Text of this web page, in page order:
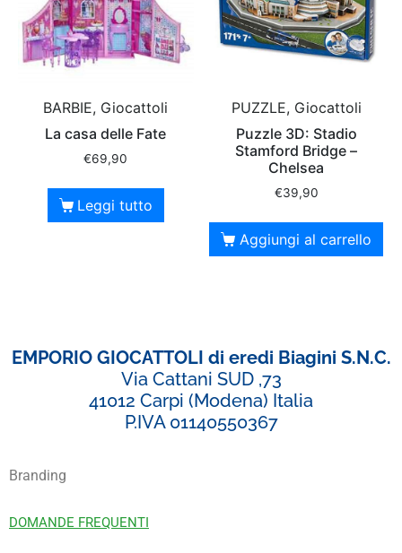
BARBIE, Giocattoli
La casa delle Fate
€69,90
Leggi tutto
PUZZLE, Giocattoli
Puzzle 3D: Stadio
Stamford Bridge –
Chelsea
€39,90
Aggiungi al carrello
EMPORIO GIOCATTOLI di eredi Biagini S.N.C.
Via Cattani SUD ,73
41012 Carpi (Modena) Italia
P.IVA 01140550367
Branding
DOMANDE FREQUENTI